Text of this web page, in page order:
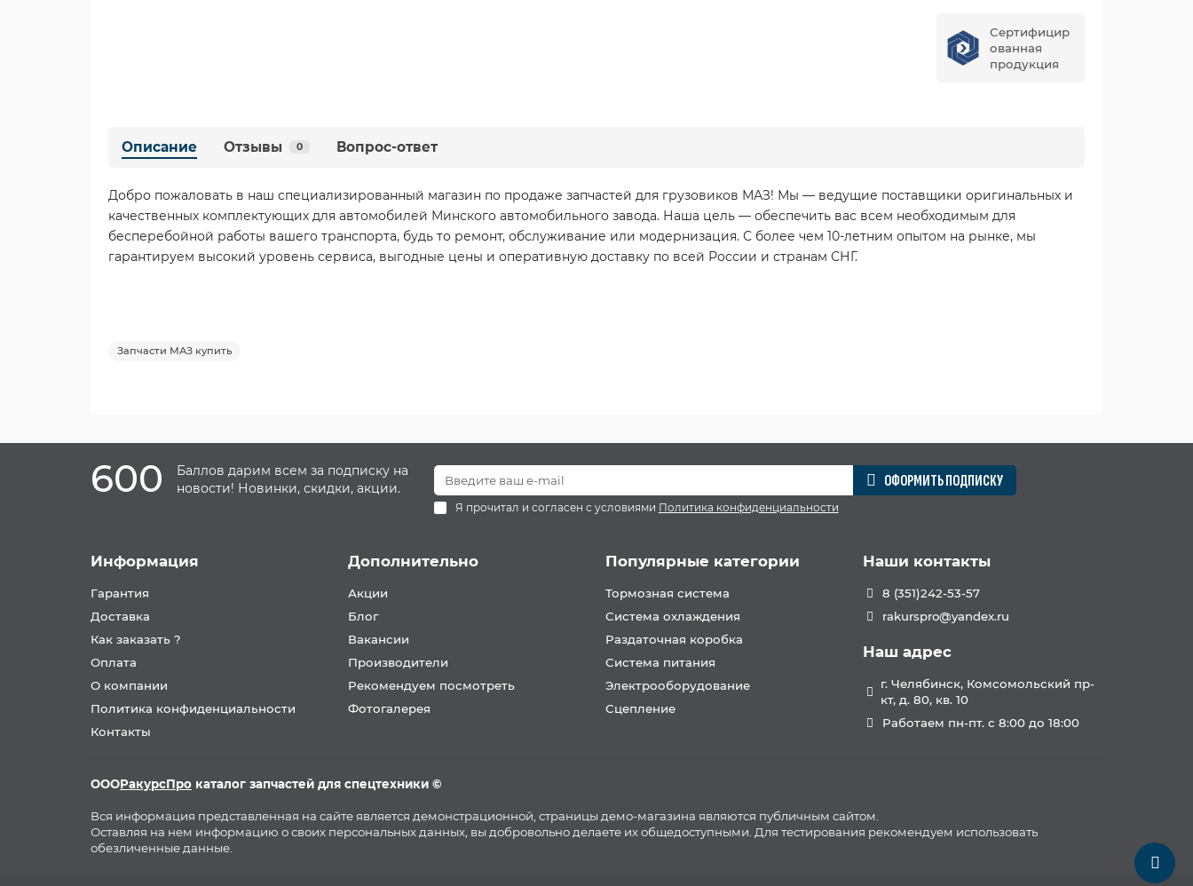
Сертифицир
ованная
продукция
Описание Отзывы 0 Вопрос-ответ
Добро пожаловать в наш специализированный магазин по продаже запчастей для грузовиков МАЗ! Мы — ведущие поставщики оригинальных и
качественных комплектующих для автомобилей Минского автомобильного завода. Наша цель — обеспечить вас всем необходимым для
бесперебойной работы вашего транспорта, будь то ремонт, обслуживание или модернизация. С более чем 10-летним опытом на рынке, мы
гарантируем высокий уровень сервиса, выгодные цены и оперативную доставку по всей России и странам СНГ.
Запчасти МАЗ купить
600
Баллов дарим всем за подписку на
новости! Новинки, скидки, акции.
ОФОРМИТЬ ПОДПИСКУ
Я прочитал и согласен с условиями Политика конфиденциальности
Информация
Гарантия
Доставка
Как заказать ?
Оплата
О компании
Политика конфиденциальности
Контакты
Дополнительно
Акции
Блог
Вакансии
Производители
Рекомендуем посмотреть
Фотогалерея
Популярные категории
Тормозная система
Система охлаждения
Раздаточная коробка
Система питания
Электрооборудование
Сцепление
Наши контакты
8 (351)242-53-57
rakurspro@yandex.ru
Наш адрес
г. Челябинск, Комсомольский пр-
кт, д. 80, кв. 10
Работаем пн-пт. с 8:00 до 18:00
ОООРакурсПро каталог запчастей для спецтехники ©
Вся информация представленная на сайте является демонстрационной, страницы демо-магазина являются публичным сайтом.
Оставляя на нем информацию о своих персональных данных, вы добровольно делаете их общедоступными. Для тестирования рекомендуем использовать
обезличенные данные.